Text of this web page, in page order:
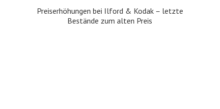
Preiserhöhungen bei Ilford & Kodak – letzte
Bestände zumalten Preis